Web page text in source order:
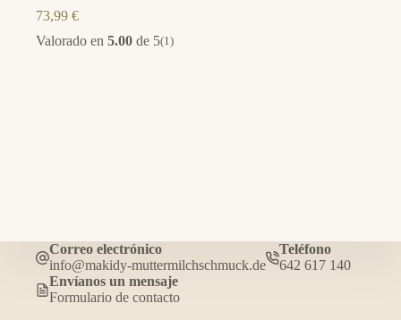
73,99 €
Valorado en 5.00 de 5(1)
Correo electrónico
info@makidy-muttermilchschmuck.de
Teléfono
642 617 140
Envíanos un mensaje
Formulario de contacto